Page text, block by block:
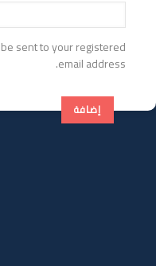
sent to your registered
email address.